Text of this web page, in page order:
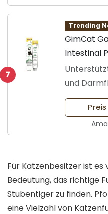
7
Trending
GimCat
Intestinal
Katzen
und
Für Katzenbesitzer ist
Bedeutung, das richtige
Stubentiger zu finden.
eine Vielzahl von